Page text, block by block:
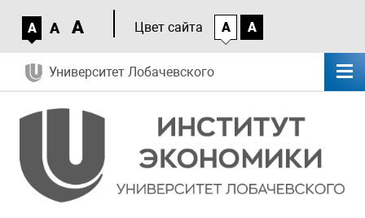
A A A Цвет сайта A A
Университет Лобачевского